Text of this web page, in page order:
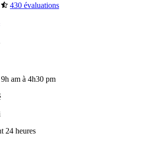
430 évaluations
am à 4h30 pm
24 heures